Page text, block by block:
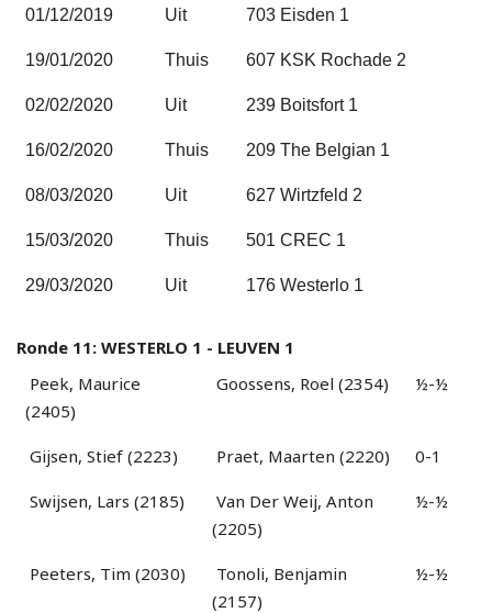
01/12/2019 Uit 703 Eisden 1
19/01/2020 Thuis 607 KSK Rochade 2
02/02/2020 Uit 239 Boitsfort 1
16/02/2020 Thuis 209 The Belgian 1
08/03/2020 Uit 627 Wirtzfeld 2
15/03/2020 Thuis 501 CREC 1
29/03/2020 Uit 176 Westerlo 1
Ronde 11: WESTERLO 1 - LEUVEN 1
Peek, Maurice
(2405)
Goossens, Roel (2354) ½-½
Gijsen, Stief (2223) Praet, Maarten (2220) 0-1
Swijsen, Lars (2185)
Van Der Weij, Anton
(2205)
½-½
Peeters, Tim (2030)
Tonoli, Benjamin
(2157)
½-½